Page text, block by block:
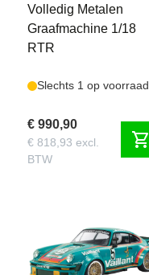
Volledig Metalen
Graafmachine 1/18
RTR
Slechts 1 op voorraad
€ 990,90
€ 818,93 excl.
BTW
shopping_cart